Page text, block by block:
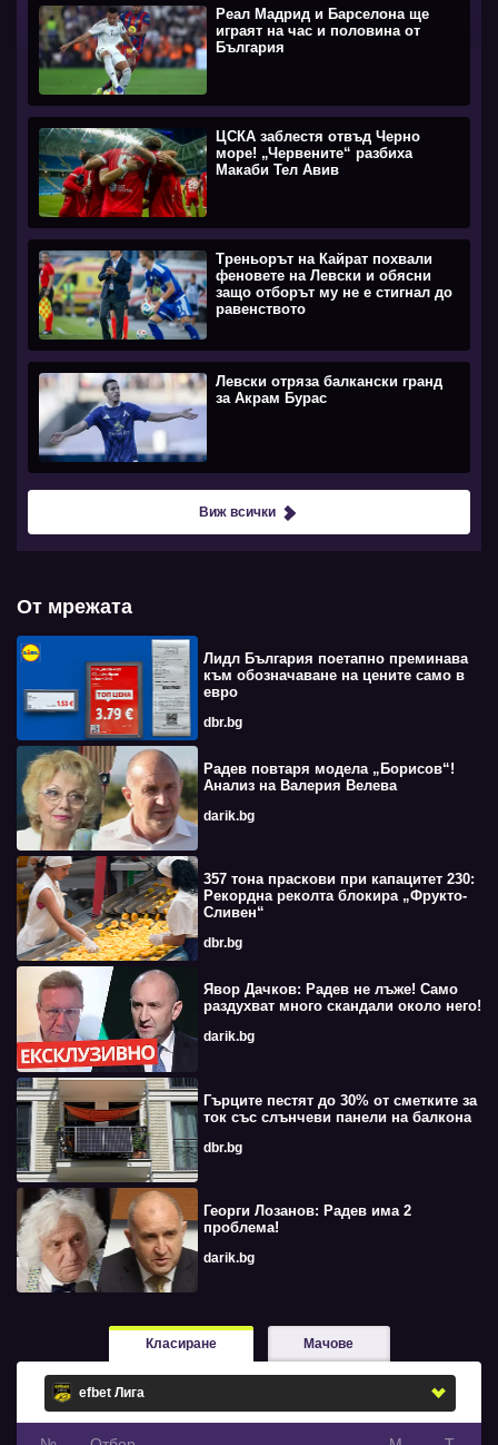
Реал Мадрид и Барселона ще
играят на час и половина от
България
ЦСКА заблестя отвъд Черно
море! „Червените“ разбиха
Макаби Тел Авив
Треньорът на Кайрат похвали
феновете на Левски и обясни
защо отборът му не е стигнал до
равенството
Левски отряза балкански гранд
за Акрам Бурас
Виж всички
От мрежата
Лидл България поетапно преминава
към обозначаване на цените само в
евро
dbr.bg
Радев повтаря модела „Борисов“!
Анализ на Валерия Велева
darik.bg
357 тона праскови при капацитет 230:
Рекордна реколта блокира „Фрукто-
Сливен“
dbr.bg
Явор Дачков: Радев не лъже! Само
раздухват много скандали около него!
darik.bg
Гърците пестят до 30% от сметките за
ток със слънчеви панели на балкона
dbr.bg
Георги Лозанов: Радев има 2
проблема!
darik.bg
Класиране Мачове